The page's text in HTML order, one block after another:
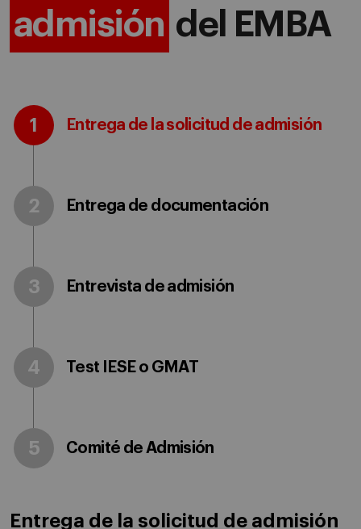
admisión del EMBA
1 Entrega de la solicitud de admisión
2 Entrega de documentación
3 Entrevista de admisión
4 Test IESE o GMAT
5 Comité de Admisión
Entrega de la solicitud de admisión